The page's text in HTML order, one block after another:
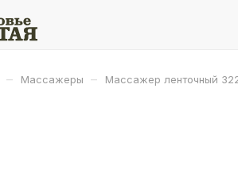
– Массажеры – Массажер ленточный